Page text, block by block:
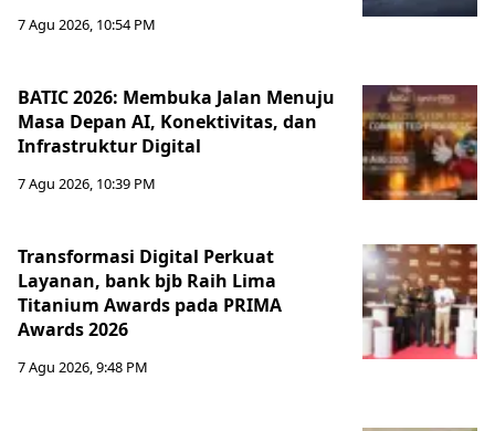
7 Agu 2026, 10:54 PM
BATIC 2026: Membuka Jalan Menuju
Masa Depan AI, Konektivitas, dan
Infrastruktur Digital
7 Agu 2026, 10:39 PM
Transformasi Digital Perkuat
Layanan, bank bjb Raih Lima
Titanium Awards pada PRIMA
Awards 2026
7 Agu 2026, 9:48 PM